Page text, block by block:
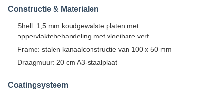
Constructie & Materialen
Shell: 1,5 mm koudgewalste platen met
oppervlaktebehandeling met vloeibare verf
Frame: stalen kanaalconstructie van 100 x 50 mm
Draagmuur: 20 cm A3-staalplaat
Coatingsysteem